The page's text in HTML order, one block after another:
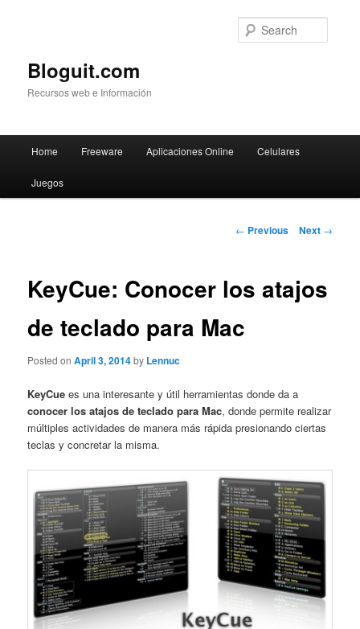
Bloguit.com
Recursos web e Información
Skip
to
Home Freeware Aplicaciones Online Celulares
Juegos
Post
← Previous Next →
KeyCue: Conocer los atajos
de teclado para Mac
Posted onApril 3, 2014by Lennuc
KeyCue es una interesante y útil herramientas donde da a
conocer los atajos de teclado para Mac, donde permite realizar
múltiples actividades de manera más rápida presionando ciertas
teclas y concretar la misma.